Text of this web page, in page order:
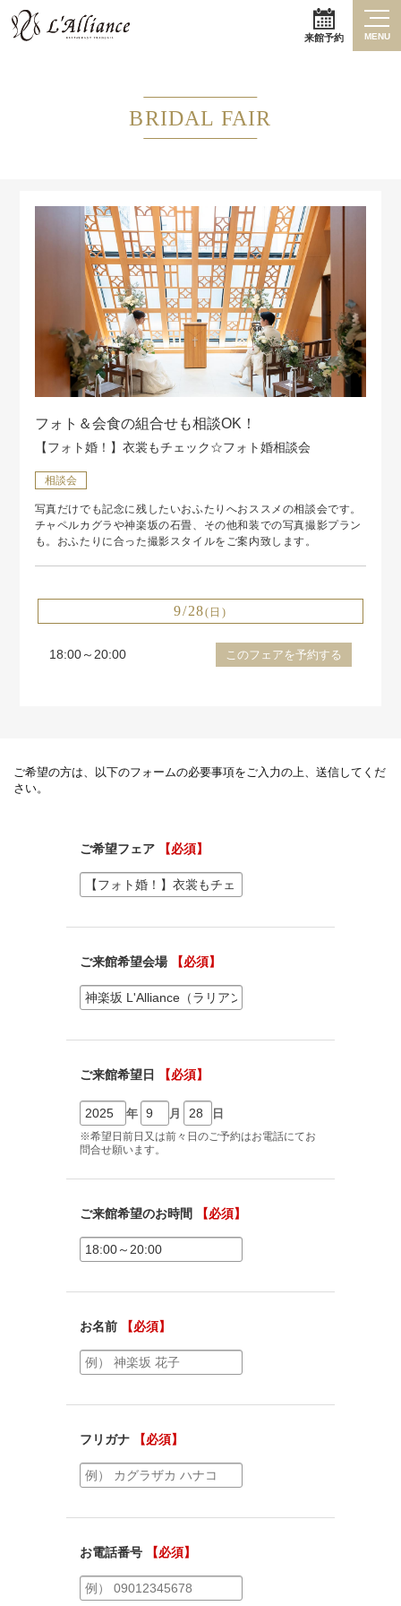
来館予約 MENU
BRIDAL FAIR
フォト＆会食の組合せも相談OK！
【フォト婚！】衣裳もチェック☆フォト婚相談会
相談会
写真だけでも記念に残したいおふたりへおススメの相談会です。
チャペルカグラや神楽坂の石畳、その他和装での写真撮影プラン
も。おふたりに合った撮影スタイルをご案内致します。
9/28(日)
18:00～20:00 このフェアを予約する